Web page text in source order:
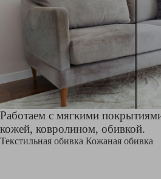
Работаем с мягкими
кожей, ковролином, обивкой.
Текстильная обивка Кожаная обивка